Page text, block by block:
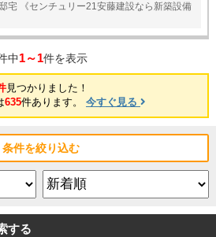
宅 《センチュリー21安藤建設なら新築設備
中1～1件を表示
見つかりました！
635件あります。 今すぐ見る
条件を絞り込む
する